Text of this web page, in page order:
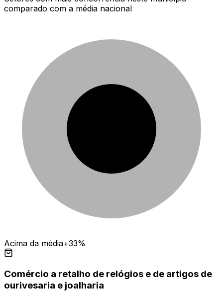
comparado com a média nacional
Acima da média+33%
Comércio a retalho de relógios e de artigos de
ourivesaria e joalharia